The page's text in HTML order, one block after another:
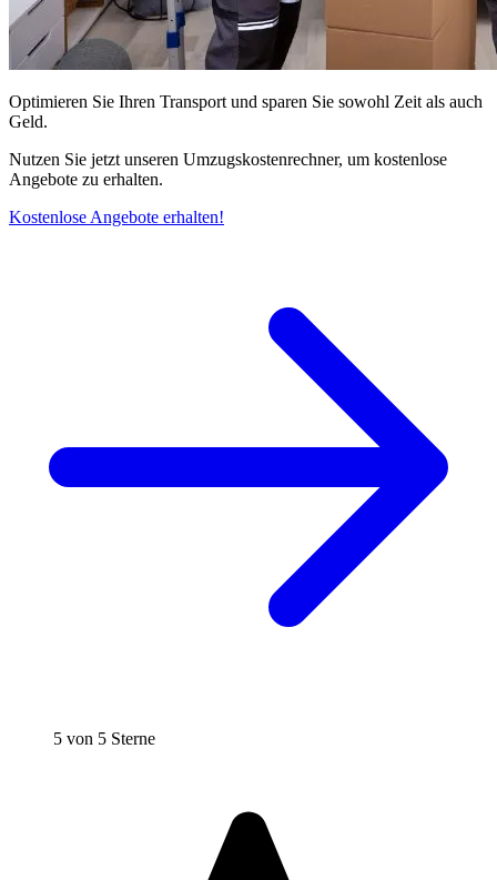
Optimieren Sie Ihren Transport und sparen Sie sowohl Zeit als auch
Geld.
Nutzen Sie jetzt unseren Umzugskostenrechner, um kostenlose
Angebote zu erhalten.
Kostenlose Angebote erhalten!
5 von 5 Sterne